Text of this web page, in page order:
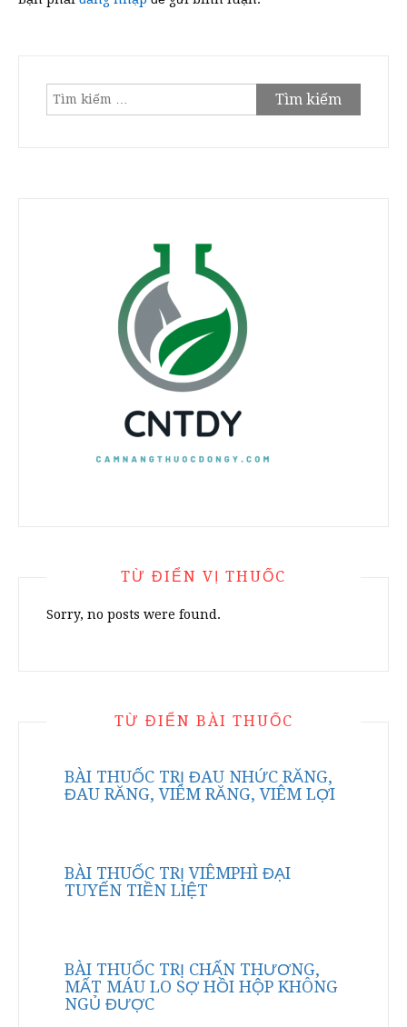
Tìm
kiếm
TỪ ĐIỂN VỊ THUỐC
Sorry, no posts were found.
TỪ ĐIỂN BÀI THUỐC
BÀI THUỐC TRỊ ĐAU NHỨC RĂNG,
ĐAU RĂNG, VIÊM RĂNG, VIÊM LỢI
BÀI THUỐC TRỊ VIÊMPHÌ ĐẠI
TUYẾN TIỀN LIỆT
BÀI THUỐC TRỊ CHẤN THƯƠNG,
MẤT MÁU LO SỢ HỒI HỘP KHÔNG
NGỦ ĐƯỢC